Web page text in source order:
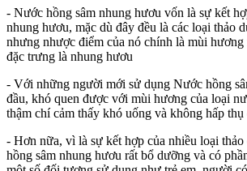
- Nước hồng sâm nhung hươu vốn là sự kết
nhung hươu, mặc dù đây đều là các loại thảo
nhưng nhược điểm của nó chính là mùi hương
đặc trưng là nhung hươu
- Với những người mới sử dụng Nước hồng
đầu, khó quen được với mùi hương của loại
thậm chí cảm thấy khó uống và không hấp
- Hơn nữa, vì là sự kết hợp của nhiều loại
hồng sâm nhung hươu rất bổ dưỡng và có